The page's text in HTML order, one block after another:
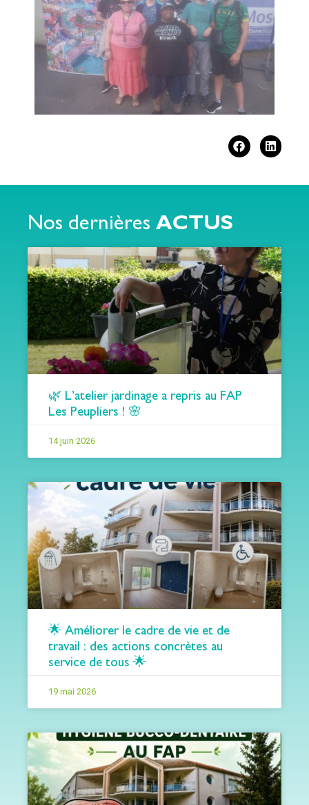
Nos dernières ACTUS
🌿 L’atelier jardinage a repris au FAP
Les Peupliers ! 🌸
14 juin 2026
🌟 Améliorer le cadre de vie et de
travail : des actions concrètes au
service de tous 🌟
19 mai 2026